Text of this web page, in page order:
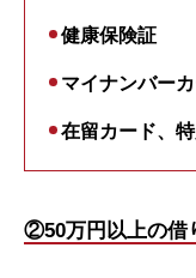
健康保険証
マイナンバー
在留カード、
②50万円以上の借